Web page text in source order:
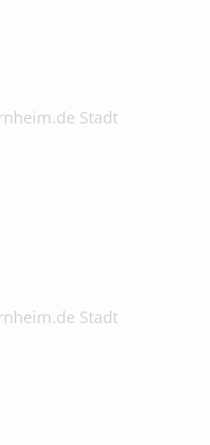
Stadt
Stadt